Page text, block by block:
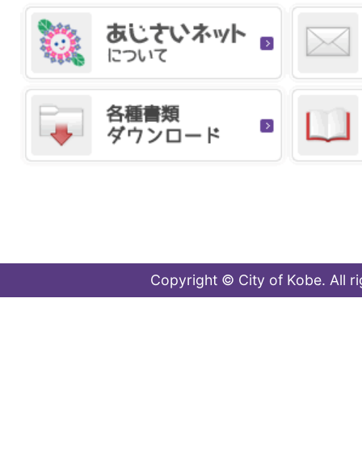
Copyright © City of Kobe. All